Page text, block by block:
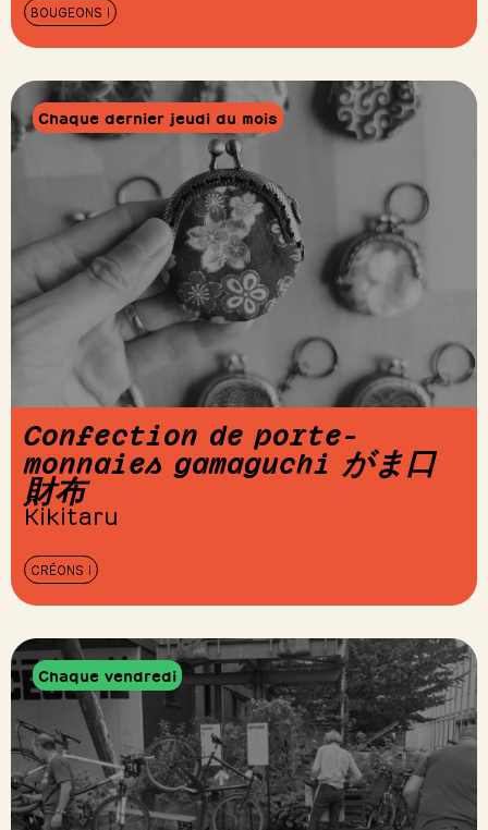
BOUGEONS !
Chaque dernier jeudi du mois
Confection de porte-
monnaies gamaguchi がま口
財布
Kikitaru
CRÉONS !
Chaque vendredi